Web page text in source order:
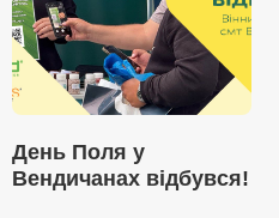
День Поля у
Вендичанах відбувся!